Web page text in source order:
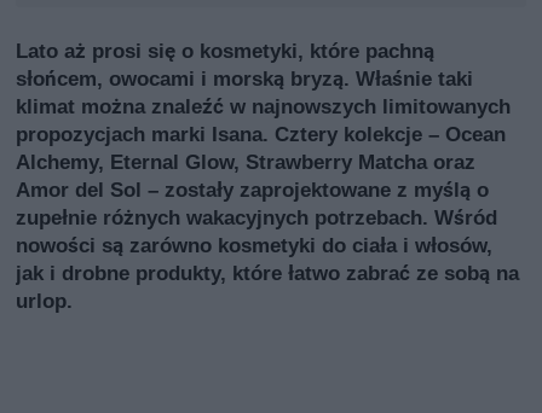
Lato aż prosi się o kosmetyki, które pachną
słońcem, owocami i morską bryzą. Właśnie taki
klimat można znaleźć w najnowszych limitowanych
propozycjach marki Isana. Cztery kolekcje – Ocean
Alchemy, Eternal Glow, Strawberry Matcha oraz
Amor del Sol – zostały zaprojektowane z myślą o
zupełnie różnych wakacyjnych potrzebach. Wśród
nowości są zarówno kosmetyki do ciała i włosów,
jak i drobne produkty, które łatwo zabrać ze sobą na
urlop.